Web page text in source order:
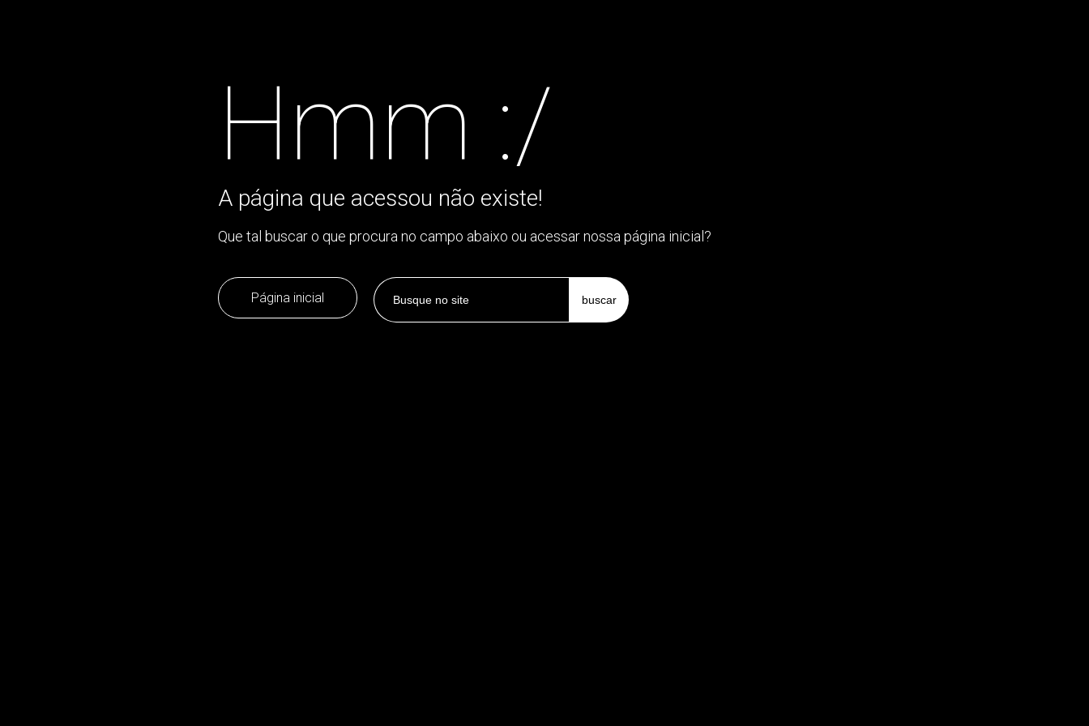
Hmm :/
A página que acessou não existe!
Que tal buscar o que procura no campo abaixo ou acessar nossa página inicial?
Página inicial